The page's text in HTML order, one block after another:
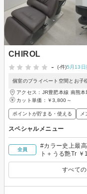
CHIROL
-
(-件)5月13日
個室のプライベート空間とお子
アクセス：JR豊肥本線 南熊
カット単価： ￥3,800～
ポイントが貯まる・使える メ
スペシャルメニュー
全員
#カラー史上最
ト＋うる艶Tr
すべて